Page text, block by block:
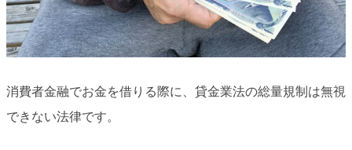
消費者金融でお金を借りる際に、貸金業法の総量規制は無視
できない法律です。